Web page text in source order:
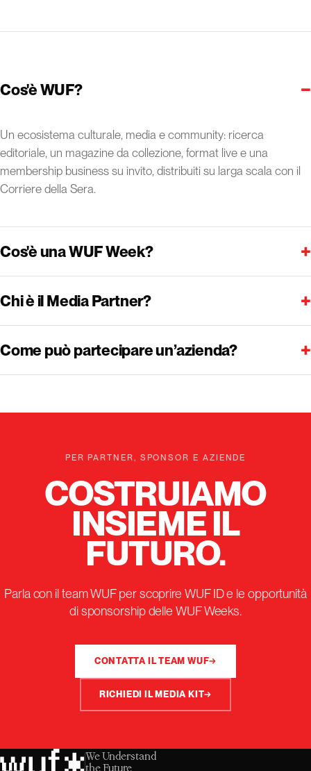
Cos'è WUF? −
Un ecosistema culturale, media e community: ricerca
editoriale, un magazine da collezione, format live e una
membership business su invito, distribuiti su larga scala con il
Corriere della Sera.
Cos'è una WUF Week? +
Chi è il Media Partner? +
Come può partecipare un’azienda? +
PER PARTNER, SPONSOR E AZIENDE
COSTRUIAMO
INSIEME IL
FUTURO.
Parla con il team WUF per scoprire WUF ID e le opportunità
di sponsorship delle WUF Weeks.
CONTATTA IL TEAM WUF→
RICHIEDI IL MEDIA KIT→
We Understand
the Future